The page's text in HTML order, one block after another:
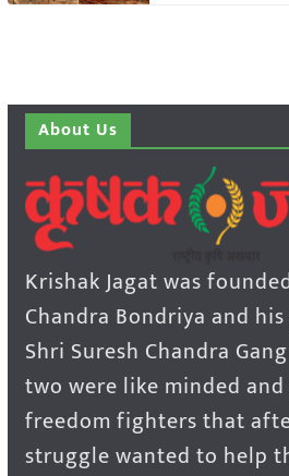
About Us
Krishak Jagat was
Chandra Bondriya and
Shri Suresh Chandra
two were like minded
freedom fighters that
struggle wanted to help